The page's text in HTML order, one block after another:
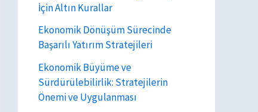
İçin Altın Kurallar
Ekonomik Dönüşüm Sürecinde
Başarılı Yatırım Stratejileri
Ekonomik Büyüme ve
Sürdürülebilirlik: Stratejilerin
Önemi ve Uygulanması